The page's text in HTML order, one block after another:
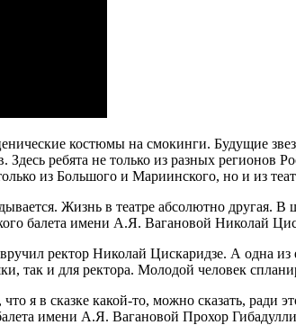
костюмы на смокинги. Будущие
ребята не только из разных регионов
из Большого и Мариинского, но и из
Жизнь в театре абсолютно другая.
балета имени А.Я. Вагановой Николай
ректор Николай Цискаридзе. А одна из
так и для ректора. Молодой человек
я в сказке какой-то, можно сказать,
имени А.Я. Вагановой Прохор